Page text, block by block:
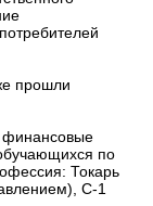
прошли
по
Токарь
С-1